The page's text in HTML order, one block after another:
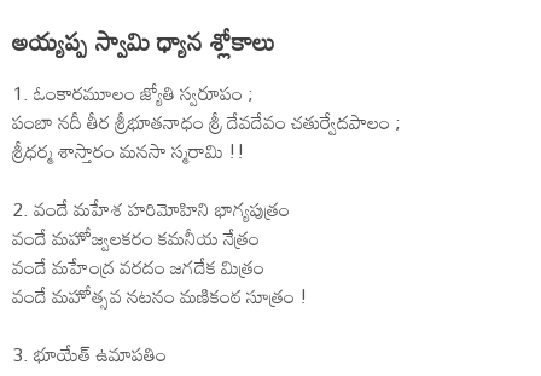
అయ్యప్ప స్వామి ధ్యాన శ్లోకాలు
1. ఓంకారమూలం జ్యోతి స్వరూపం ;
పంబా నదీ తీర శ్రీభూతనాధం శ్రీ దేవదేవం చతుర్వేదపాలం ;
శ్రీధర్మ శాస్తారం మనసా స్మరామి !!
2. వందే మహేశ హరిమోహిని భాగ్యపుత్రం
వందే మహోజ్వలకరం కమనీయ నేత్రం
వందే మహేంద్ర వరదం జగదేక మిత్రం
వందే మహోత్సవ నటనం మణికంఠ సూత్రం !
3. భూయేత్ ఉమాపతిం